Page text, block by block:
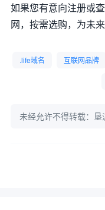
如果您有意向注册或
网，按需选购，为未
.life域名 互联网品牌
未经允许不得转载： 垦